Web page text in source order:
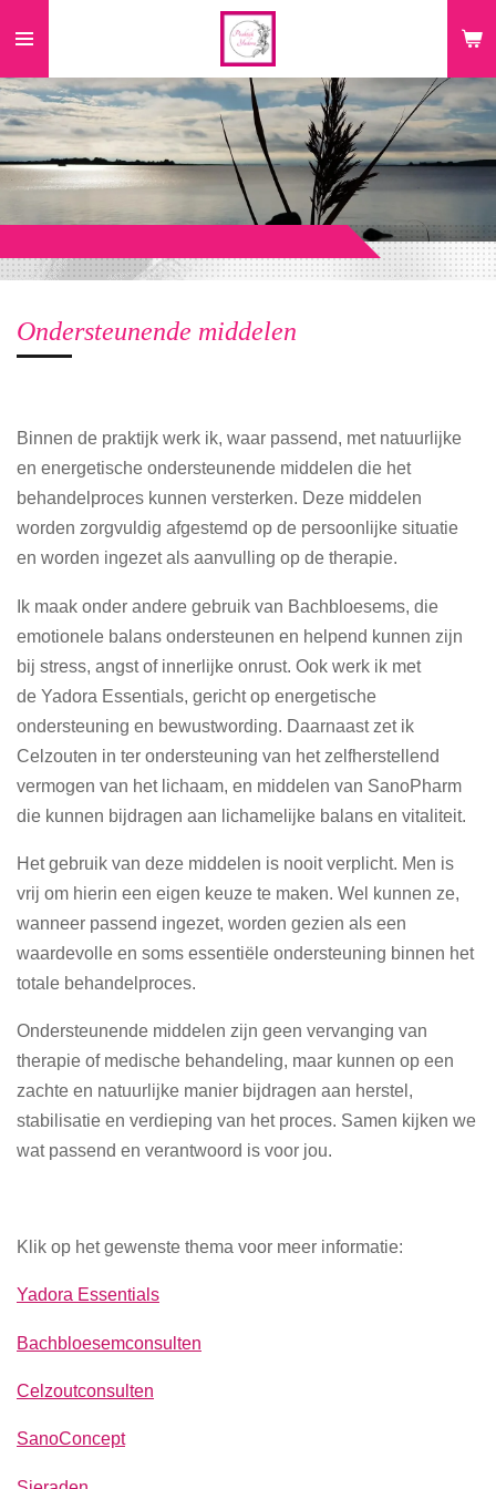
naar
de
hoofdinhoud
Ondersteunende middelen
Binnen de praktijk werk ik, waar passend, met natuurlijke
en energetische ondersteunende middelen die het
behandelproces kunnen versterken. Deze middelen
worden zorgvuldig afgestemd op de persoonlijke situatie
en worden ingezet als aanvulling op de therapie.
Ik maak onder andere gebruik van Bachbloesems, die
emotionele balans ondersteunen en helpend kunnen zijn
bij stress, angst of innerlijke onrust. Ook werk ik met
de Yadora Essentials, gericht op energetische
ondersteuning en bewustwording. Daarnaast zet ik
Celzouten in ter ondersteuning van het zelfherstellend
vermogen van het lichaam, en middelen van SanoPharm
die kunnen bijdragen aan lichamelijke balans en vitaliteit.
Het gebruik van deze middelen is nooit verplicht. Men is
vrij om hierin een eigen keuze te maken. Wel kunnen ze,
wanneer passend ingezet, worden gezien als een
waardevolle en soms essentiële ondersteuning binnen het
totale behandelproces.
Ondersteunende middelen zijn geen vervanging van
therapie of medische behandeling, maar kunnen op een
zachte en natuurlijke manier bijdragen aan herstel,
stabilisatie en verdieping van het proces. Samen kijken we
wat passend en verantwoord is voor jou.
Klik op het gewenste thema voor meer informatie:
Yadora Essentials
Bachbloesemconsulten
Celzoutconsulten
SanoConcept